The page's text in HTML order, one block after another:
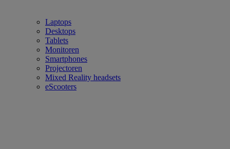
Laptops
Desktops
Tablets
Monitoren
Smartphones
Projectoren
Mixed Reality headsets
eScooters